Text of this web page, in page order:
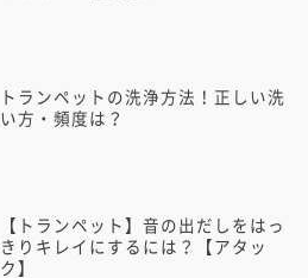
トランペットの洗浄方法！正しい洗
い方・頻度は？
【トランペット】音の出だしをはっ
きりキレイにするには？【アタッ
ク】